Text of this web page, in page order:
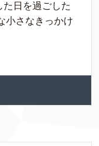
日を過ごした
小さなきっかけ